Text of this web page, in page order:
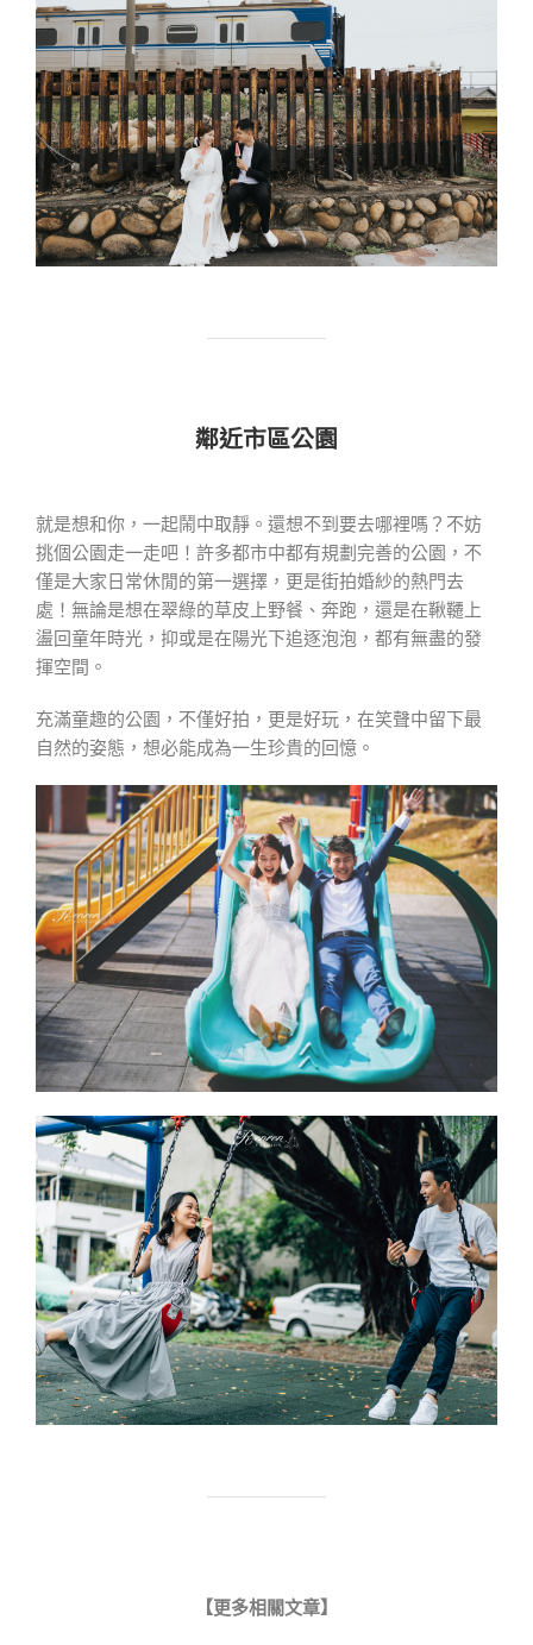
鄰近市區公園
就是想和你，一起鬧中取靜。還想不到要去哪裡嗎？不妨
挑個公園走一走吧！許多都市中都有規劃完善的公園，不
僅是大家日常休閒的第一選擇，更是街拍婚紗的熱門去
處！無論是想在翠綠的草皮上野餐、奔跑，還是在鞦韆上
盪回童年時光，抑或是在陽光下追逐泡泡，都有無盡的發
揮空間。
充滿童趣的公園，不僅好拍，更是好玩，在笑聲中留下最
自然的姿態，想必能成為一生珍貴的回憶。
【更多相關文章】